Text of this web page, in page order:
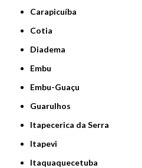
Carapicuíba
Cotia
Diadema
Embu
Embu-Guaçu
Guarulhos
Itapecerica da Serra
Itapevi
Itaquaquecetuba